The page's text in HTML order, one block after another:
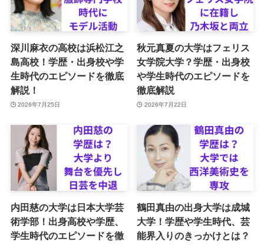
深川麻衣の高校は浜松江之
島高校！学歴・出身校や学
生時代のエピソードを徹底
解説！
2026年7月25日
秋元真夏の大学はフェリス
女学院大学？学歴・出身校
や学生時代のエピソードを
徹底解説
2026年7月22日
内田慈の大学は日本大学芸
術学部！出身高校や学歴、
学生時代のエピソードを徹
鶴田真由の出身大学は成城
大学！学歴や学生時代、芸
能界入りのきっかけとは？